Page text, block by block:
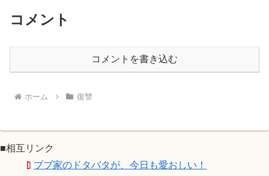
コメント
コメントを書き込む
ホーム 復讐
■相互リンク
ブブ家のドタバタが、今日も愛おしい！